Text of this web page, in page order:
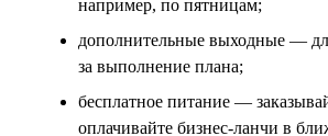
например, по пятницам;
дополнительные выходные —
за выполнение плана;
бесплатное питание —
оплачивайте бизнес-ланчи в